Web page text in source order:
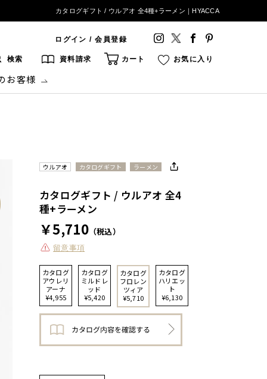
カタログギフト / ウルアオ 全4種+ラーメン｜HYACCA
ログイン / 会員登録
検索 資料請求 カート お気に入り
お客様
ウルアオ カタログギフト ラーメン
カタログ
アウレリ
アーナ
¥4,955
カタログ
ミルドレ
ッド
¥5,420
カタログ
フロレン
ツィア
¥5,710
カタログ
ハリエッ
ト
¥6,130
カタログギフト / ウルアオ 全4
種+ラーメン
￥5,710（税込）
留意事項